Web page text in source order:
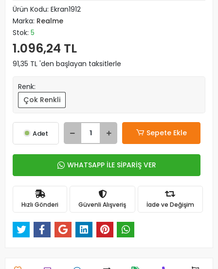
Ürün Kodu: Ekran1912
Marka: Realme
Stok: 5
1.096,24 TL
91,35 TL 'den başlayan taksitlerle
Renk:
Çok Renkli
Adet Sepete Ekle
WHATSAPP İLE SİPARİŞ VER
Hızlı Gönderi Güvenli Alışveriş İade ve Değişim